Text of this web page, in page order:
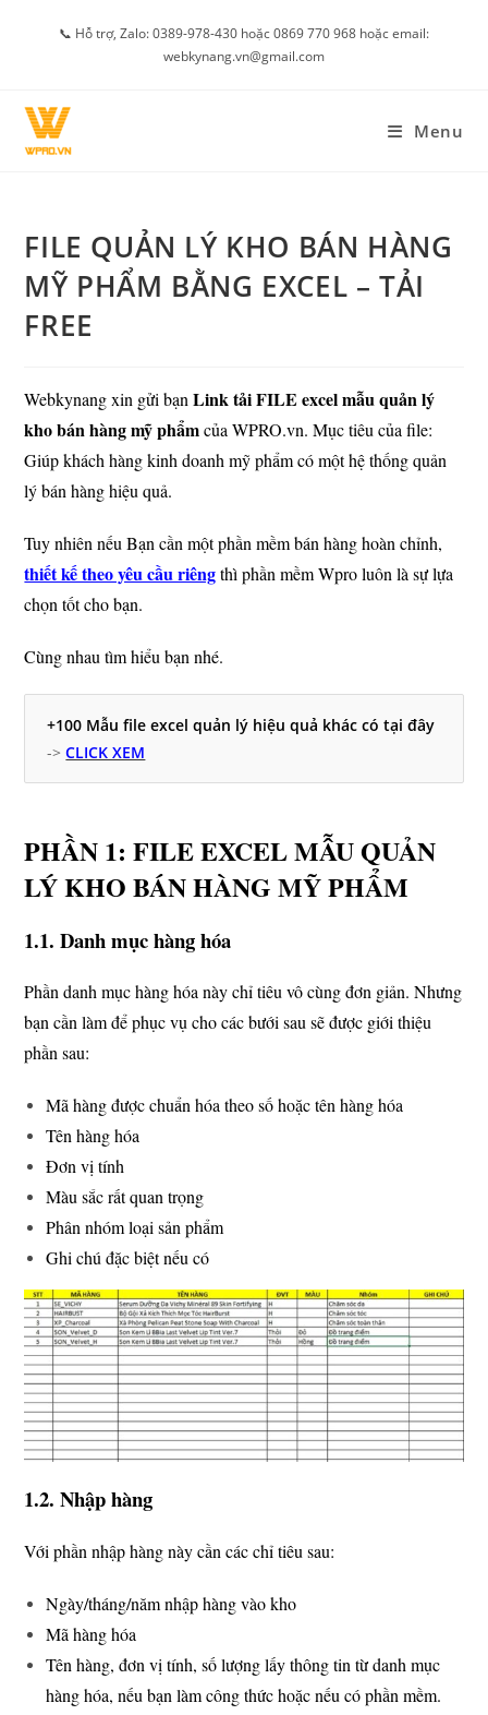
📞 Hỗ trợ, Zalo: 0389-978-430 hoặc 0869 770 968 hoặc email:
webkynang.vn@gmail.com
Menu
FILE QUẢN LÝ KHO BÁN HÀNG
MỸ PHẨM BẰNG EXCEL – TẢI
FREE
Webkynang xin gửi bạnLink tải FILE excel mẫu quản lý
kho bán hàng mỹ phẩmcủa WPRO.vn.Mục tiêu của file:
Giúp khách hàng kinh doanh mỹ phẩm có một hệ thống quản
lý bán hàng hiệu quả.
Tuy nhiên nếu Bạn cần một phần mềm bán hàng hoàn chỉnh,
thiết kế theo yêu cầu riêngthì phần mềm Wpro luôn là sự lựa
chọn tốt cho bạn.
Cùng nhau tìm hiểu bạn nhé.
+100 Mẫu file excel quản lý hiệu quả khác có tại đây
->CLICK XEM
PHẦN 1: FILE EXCELMẪU QUẢN
LÝ KHO BÁN HÀNG MỸ PHẨM
1.1. Danhmục hàng hóa
Phần danh mục hàng hóa này chỉ tiêu vô cùng đơn giản. Nhưng
bạn cần làm để phục vụ cho các bưới sau sẽ được giới thiệu
phần sau:
Mã hàng được chuẩn hóa theo số hoặc tên hàng hóa
Tên hàng hóa
Đơn vị tính
Màu sắc rất quan trọng
Phân nhóm loại sản phẩm
Ghi chú đặc biệt nếu có
1.2. Nhập hàng
Với phần nhập hàng này cần các chỉ tiêu sau:
Ngày/tháng/năm nhập hàng vào kho
Mã hàng hóa
Tên hàng, đơn vị tính, số lượng lấy thông tin từ danh mục
hàng hóa, nếu bạn làm công thức hoặc nếu có phần mềm.